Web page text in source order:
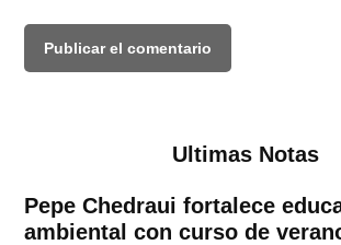
Ultimas Notas
Pepe Chedraui fortalece
ambiental con curso de